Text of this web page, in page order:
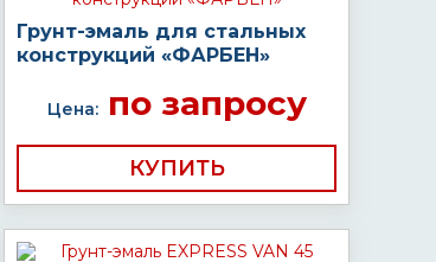
Грунт-эмаль для стальных
конструкций «ФАРБЕН»
Цена:по запросу
КУПИТЬ